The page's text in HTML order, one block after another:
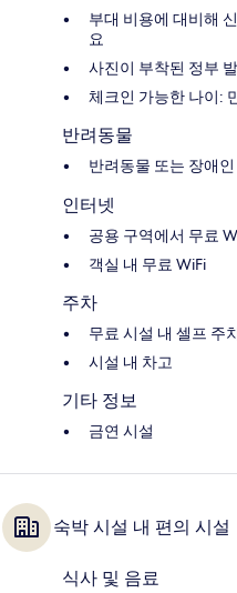
부대 비용에 대비해
요
사진이 부착된 정부
체크인 가능한 나이:
반려동물
반려동물 또는 장애
인터넷
공용 구역에서 무료
객실 내 무료 WiFi
주차
무료 시설 내 셀프 주
시설 내 차고
기타 정보
금연 시설
숙박 시설 내 편의 시설
식사 및 음료